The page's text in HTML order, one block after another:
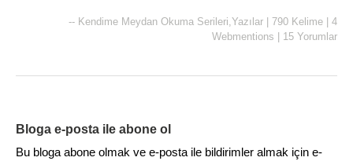
-- Kendime Meydan Okuma Serileri,Yazılar 790 Kelime
4
Webmentions
15 Yorumlar
Bloga e-posta ile abone ol
Bu bloga abone olmak ve e-posta ile bildirimler almak için e-